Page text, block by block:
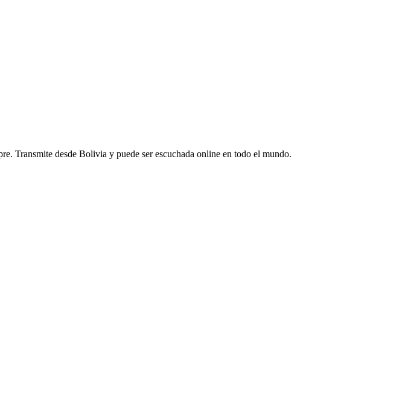
Transmite desde Bolivia y puede ser escuchada online en todo el mundo.